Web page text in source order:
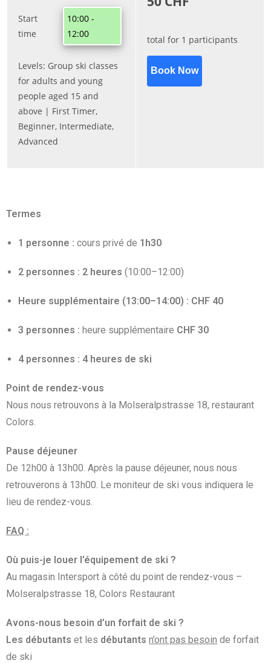
Termes
1 personne : cours privé de 1h30
2 personnes : 2 heures (10:00–12:00)
Heure supplémentaire (13:00–14:00) : CHF 40
3 personnes : heure supplémentaire CHF 30
4 personnes : 4 heures de ski
Point de rendez-vous
Nous nous retrouvons à la Molseralpstrasse 18, restaurant
Colors.
Pause déjeuner
De 12h00 à 13h00. Après la pause déjeuner, nous nous
retrouverons à 13h00. Le moniteur de ski vous indiquera le
lieu de rendez-vous.
FAQ :
Où puis-je louer l’équipement de ski ?
Au magasin Intersport à côté du point de rendez-vous –
Molseralpstrasse 18, Colors Restaurant
Avons-nous besoin d’un forfait de ski ?
Les débutants et les débutants n’ont pas besoin de forfait
de ski